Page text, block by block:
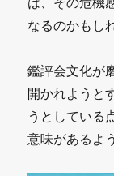
なるのかもし
鑑評会文化が
開かれようと
うとしている
意味があるよ